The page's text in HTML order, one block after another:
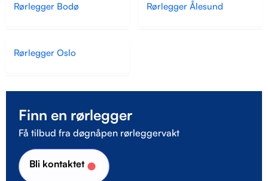
Rørlegger Bodø Rørlegger Ålesund
Rørlegger Oslo
Finn en rørlegger
Få tilbud fra døgnåpen rørleggervakt
Bli kontaktet